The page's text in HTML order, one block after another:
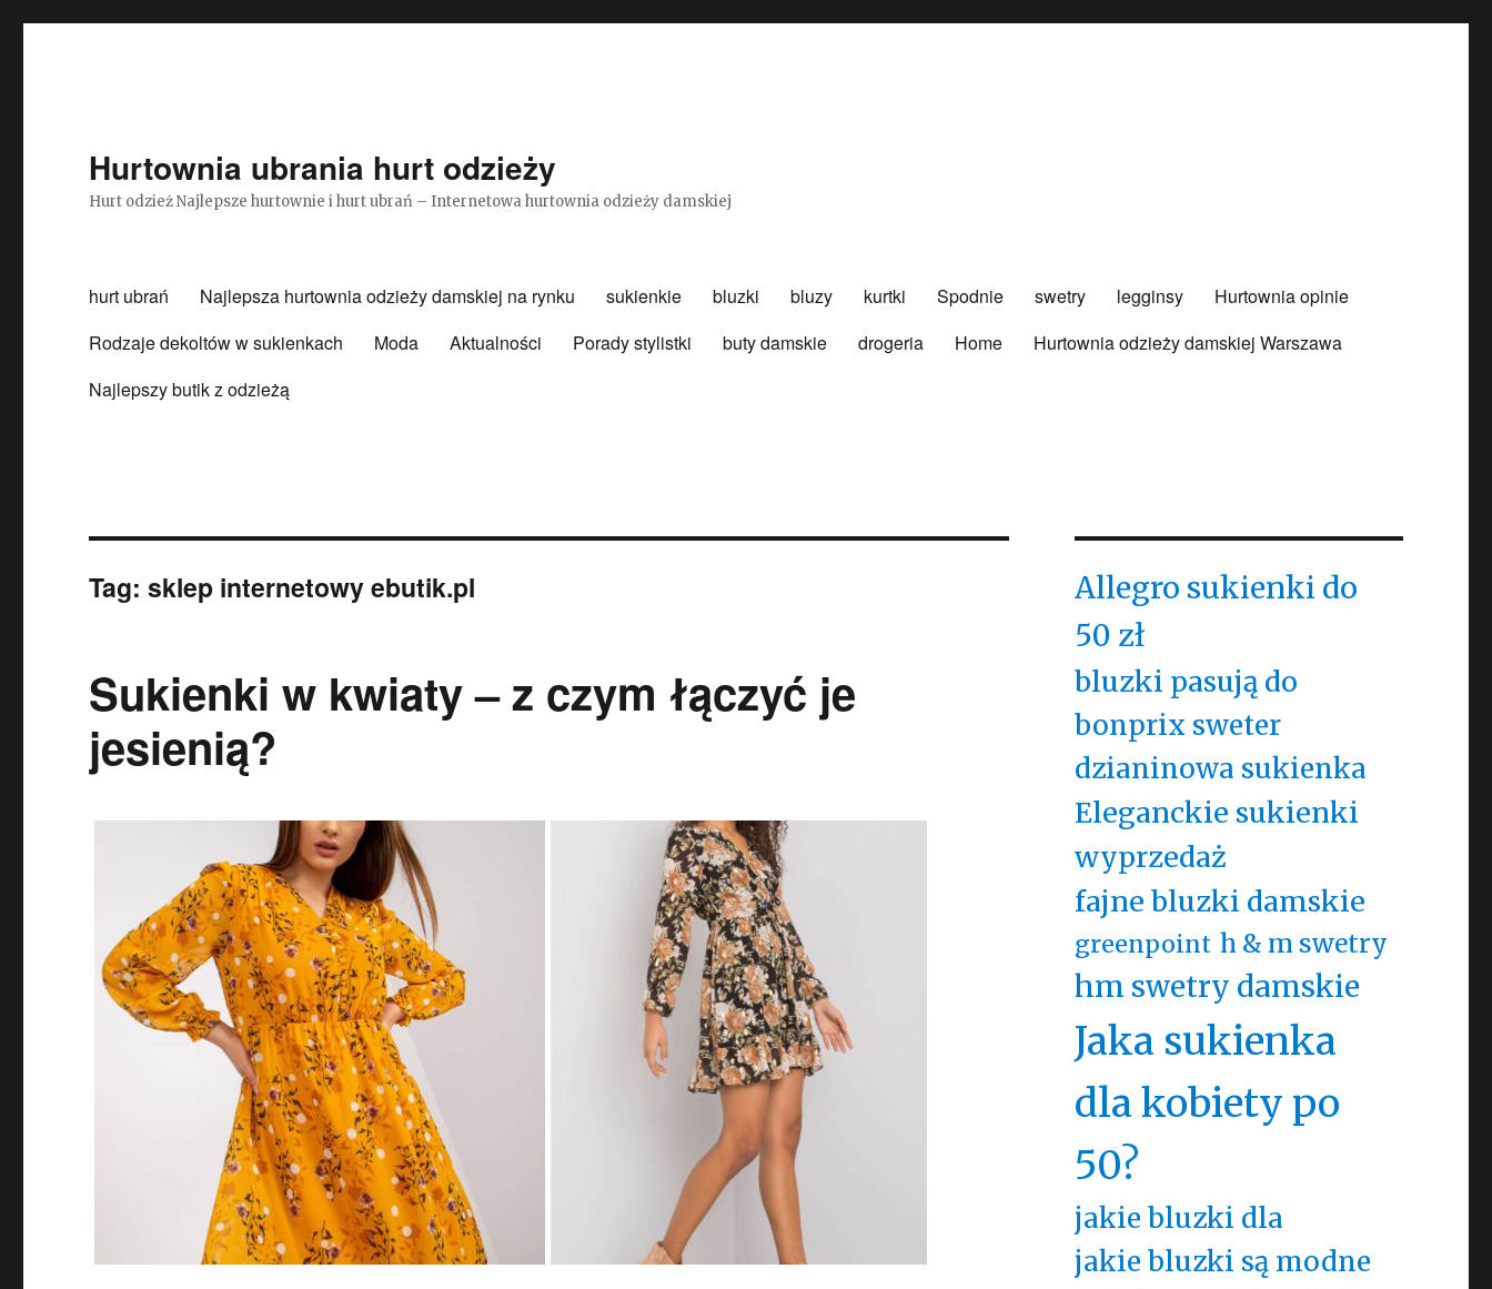
Hurtownia ubrania hurt odzieży
Hurt odzież Najlepsze hurtownie i hurt ubrań – Internetowa hurtownia odzieży damskiej
hurt ubrań Najlepsza hurtownia odzieży damskiej na rynku sukienkie bluzki bluzy kurtki Spodnie swetry legginsy
Hurtownia opinie
Rodzaje dekoltów w sukienkach
Moda Aktualności Porady stylistki buty damskie drogeria Home
Hurtownia odzieży damskiej Warszawa
Najlepszy butik z odzieżą
Tag:sklep internetowy ebutik.pl
Sukienki w kwiaty – z czym łączyć je
jesienią?
Allegro sukienki do
50 zł
bluzki pasują do
bonprix sweter
dzianinowa sukienka
Eleganckie sukienki
wyprzedaż
fajne bluzki damskie
greenpoint h & m swetry
hm swetry damskie
Jaka sukienka
dla kobiety po
50?
jakie bluzki dla
jakie bluzki są modne